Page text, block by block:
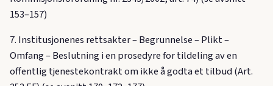
153–157)
7. Institusjonenes rettsakter – Begrunnelse – Plikt –
Omfang – Beslutning i en prosedyre for tildeling av en
offentlig tjenestekontrakt om ikke å godta et tilbud (Art.